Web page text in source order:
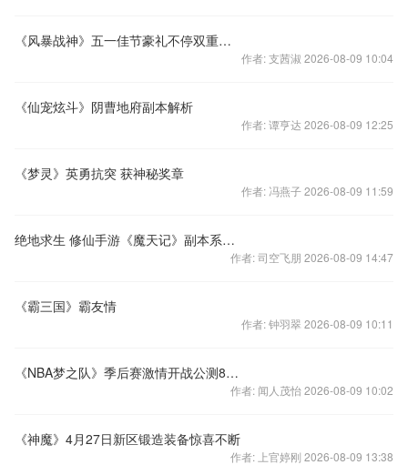
《风暴战神》五一佳节豪礼不停双重返利折扣不断
作者: 支茜淑 2026-08-09 10:04
《仙宠炫斗》阴曹地府副本解析
作者: 谭亨达 2026-08-09 12:25
《梦灵》英勇抗突 获神秘奖章
作者: 冯燕子 2026-08-09 11:59
绝地求生 修仙手游《魔天记》副本系统介绍
作者: 司空飞朋 2026-08-09 14:47
《霸三国》霸友情
作者: 钟羽翠 2026-08-09 10:11
《NBA梦之队》季后赛激情开战公测84区送福利
作者: 闻人茂怡 2026-08-09 10:02
《神魔》4月27日新区锻造装备惊喜不断
作者: 上官婷刚 2026-08-09 13:38